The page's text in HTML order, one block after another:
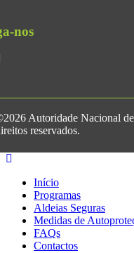
nos
Autoridade Nacional
reservados.
Início
Programas
Aldeias Seguras
Medidas de
FAQs
Contactos